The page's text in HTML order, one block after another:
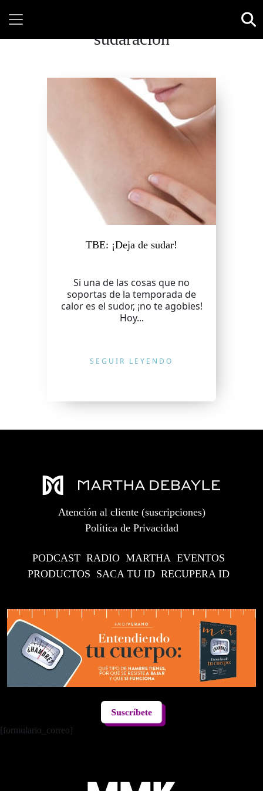
sudaración
TBE: ¡Deja de sudar!
Si una de las cosas que no
soportas de la temporada de
calor es el sudor, ¡no te agobies!
Hoy...
SEGUIR LEYENDO
Atención al cliente (suscripciones)
Política de Privacidad
PODCAST RADIO MARTHA EVENTOS
PRODUCTOS SACA TU ID RECUPERA ID
Suscríbete
[formulario_correo]